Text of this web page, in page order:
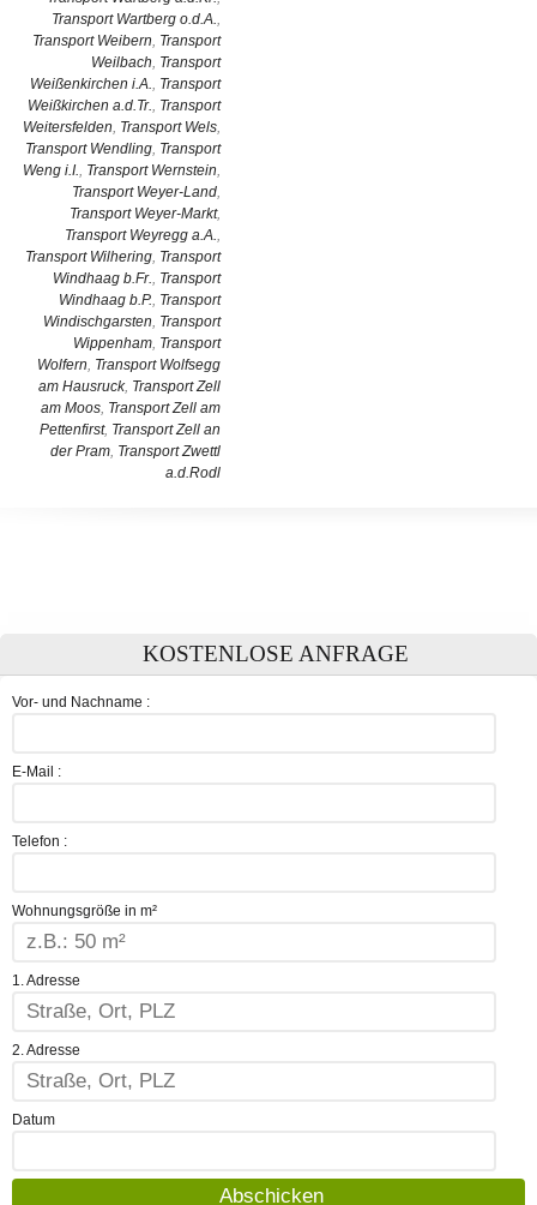
Transport Wartberg o.d.A.,
Transport Weibern, Transport
Weilbach, Transport
Weißenkirchen i.A., Transport
Weißkirchen a.d.Tr., Transport
Weitersfelden, Transport Wels,
Transport Wendling, Transport
Weng i.I., Transport Wernstein,
Transport Weyer-Land,
Transport Weyer-Markt,
Transport Weyregg a.A.,
Transport Wilhering, Transport
Windhaag b.Fr., Transport
Windhaag b.P., Transport
Windischgarsten, Transport
Wippenham, Transport
Wolfern, Transport Wolfsegg
am Hausruck, Transport Zell
am Moos, Transport Zell am
Pettenfirst, Transport Zell an
der Pram, Transport Zwettl
a.d.Rodl
KOSTENLOSE ANFRAGE
Vor- und Nachname :
E-Mail :
Telefon :
Wohnungsgröße in m²
1. Adresse
2. Adresse
Datum